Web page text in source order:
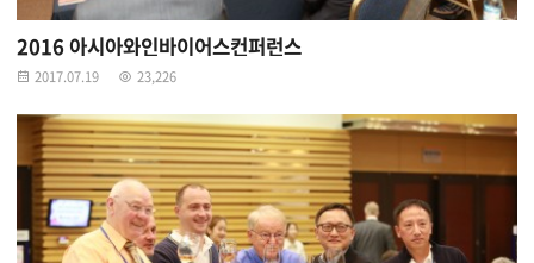
2016 아시아와인바이어스컨퍼런스
2017.07.19 23,226